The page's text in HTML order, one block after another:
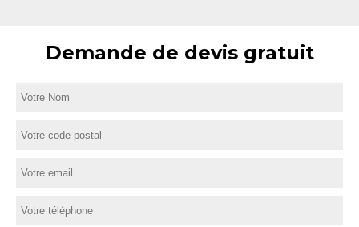
Demande de devis gratuit